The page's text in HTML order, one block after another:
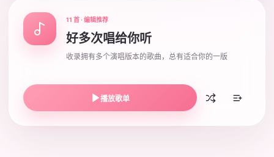
11 首 · 编辑推荐
好多次唱给你听
收录拥有多个演唱版本的歌曲，总有适合你的一版
播放歌单